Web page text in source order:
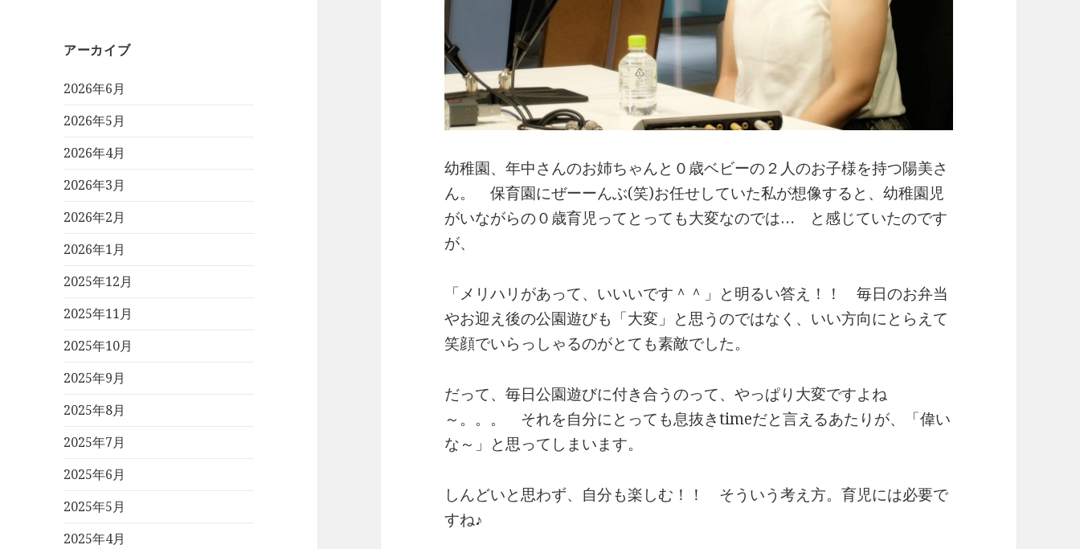
アーカイブ
2026年6月
2026年5月
2026年4月
2026年3月
2026年2月
2026年1月
2025年12月
2025年11月
2025年10月
2025年9月
2025年8月
2025年7月
2025年6月
2025年5月
2025年4月
幼稚園、年中さんのお姉ちゃんと０歳ベビーの２人のお子様を持つ陽美さ
ん。 保育園にぜーーんぶ(笑)お任せしていた私が想像すると、幼稚園児
がいながらの０歳育児ってとっても大変なのでは… と感じていたのです
が、
「メリハリがあって、いいいです＾＾」と明るい答え！！ 毎日のお弁当
やお迎え後の公園遊びも「大変」と思うのではなく、いい方向にとらえて
笑顔でいらっしゃるのがとても素敵でした。
だって、毎日公園遊びに付き合うのって、やっぱり大変ですよね
～。。。 それを自分にとっても息抜きtimeだと言えるあたりが、「偉い
な～」と思ってしまいます。
しんどいと思わず、自分も楽しむ！！ そういう考え方。育児には必要で
すね♪